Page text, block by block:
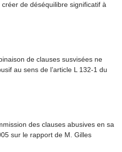
de déséquilibre significatif à
de clauses susvisées ne
au sens de l’article L 132-1 du
des clauses abusives en sa
sur le rapport de M. Gilles